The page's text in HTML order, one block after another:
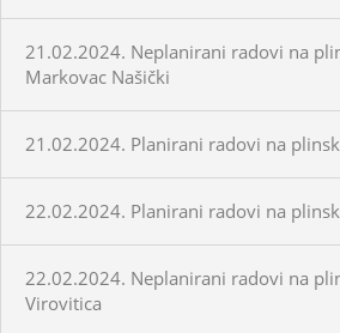
21.02.2024. Neplanirani radovi na
Markovac Našički
21.02.2024. Planirani radovi na
22.02.2024. Planirani radovi na
22.02.2024. Neplanirani radovi na
Virovitica